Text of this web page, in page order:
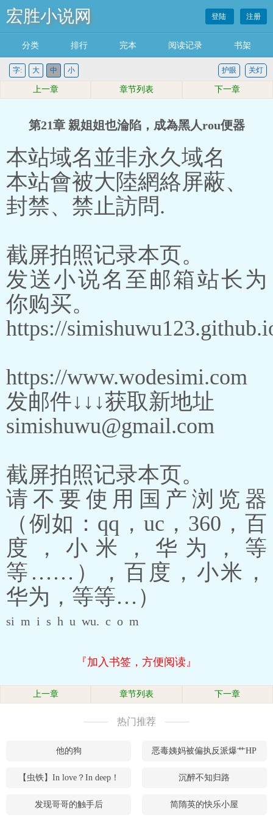
宏胜小说网 登陆 注册
分类 排行 完本 阅读记录 书架
字: 大 中 小 关灯
护眼
上一章 章节列表 下一章
第21章 親姐姐也淪陷，成為黑人rou便器
本站域名並非永久域名
本站會被大陸網絡屏蔽、
封禁、禁止訪問.
截屏拍照记录本页。
发送小说名至邮箱站长为
你购买。
https://
https://www.wodesimi.com
发邮件↓↓↓获取新地址
simishuwu@gmail.com
截屏拍照记录本页。
请不要使用国产浏览器
（例如：qq，uc，360，百
度，小米，华为，等
等……），百度，小米，
华为，等等…）
si m i s h u wu. c o m
『加入书签，方便阅读』
上一章 章节列表 下一章
热门推荐
他的狗 恶毒姨妈被偏执反派爆艹HP
【虫铁】In love？In deep！ 沉醉不知归路
发现哥哥的触手后 简隋英的快乐小屋